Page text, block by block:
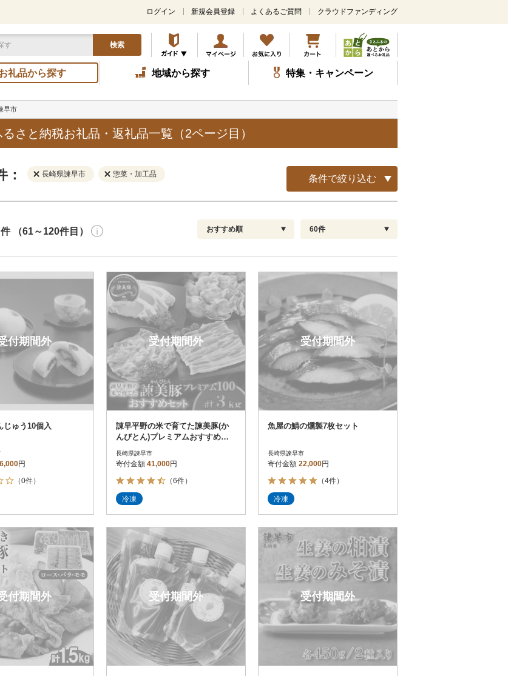
メ
ン
コ
ン
テ
ツ
ッ
ログイン 新規会員登録 よくあるご質問 クラウドファンディング
検索
礼品から探す 地域から探す 特集・キャンペーン
早市
さと納税お礼品・返礼品一覧（2ページ目）
： 長崎県諫早市 惣菜・加工品 条件で絞り込む
円
法 解除
トカード決済
Pay
ニ支払い
ンクまとめて支払い
解除
発送種別 解除
通常
冷蔵便
冷凍便
配送指定 解除
お届け日時指定可
お届け時間帯指定可
その他
さとふる限定のお礼品
定期便
さとふるアプリdeワンストップ申請
結果を見る（
件 （61～120件目） おすすめ順
新着順
レビュー件数順
レビュー評価順
寄付金額が高い順
寄付金額が低い順
60件
60
120
付期間外
じゅう10個入
円
（0件）
受付期間外
諌早平野の米で育てた諫美豚(か
んびとん)プレミアムおすすめセ
ット3kg【土井農場】
長崎県諫早市
寄付金額 41,000円
（6件）
冷凍
受付期間外
魚屋の鯖の燻製7枚セット
長崎県諫早市
寄付金額 22,000円
（4件）
冷凍
付期間外 受付期間外 受付期間外